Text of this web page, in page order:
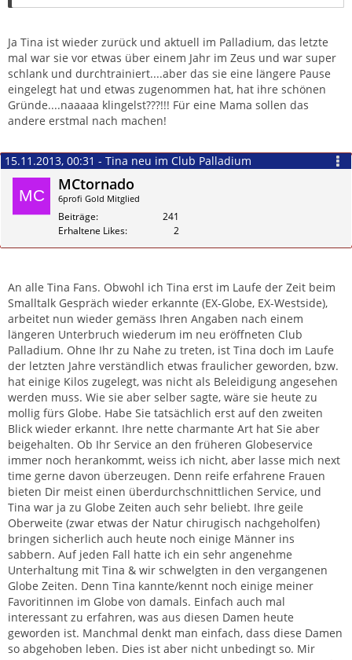
Ja Tina ist wieder zurück und aktuell im Palladium, das letzte
mal war sie vor etwas über einem Jahr im Zeus und war super
schlank und durchtrainiert....aber das sie eine längere Pause
eingelegt hat und etwas zugenommen hat, hat ihre schönen
Gründe....naaaaa klingelst???!!! Für eine Mama sollen das
andere erstmal nach machen!
15.11.2013, 00:31 - Tina neu im Club Palladium
MCtornado
6profi Gold Mitglied
Beiträge
241
Erhaltene Likes
2
An alle Tina Fans. Obwohl ich Tina erst im Laufe der Zeit beim
Smalltalk Gespräch wieder erkannte (EX-Globe, EX-Westside),
arbeitet nun wieder gemäss Ihren Angaben nach einem
längeren Unterbruch wiederum im neu eröffneten Club
Palladium. Ohne Ihr zu Nahe zu treten, ist Tina doch im Laufe
der letzten Jahre verständlich etwas fraulicher geworden, bzw.
hat einige Kilos zugelegt, was nicht als Beleidigung angesehen
werden muss. Wie sie aber selber sagte, wäre sie heute zu
mollig fürs Globe. Habe Sie tatsächlich erst auf den zweiten
Blick wieder erkannt. Ihre nette charmante Art hat Sie aber
beigehalten. Ob Ihr Service an den früheren Globeservice
immer noch herankommt, weiss ich nicht, aber lasse mich next
time gerne davon überzeugen. Denn reife erfahrene Frauen
bieten Dir meist einen überdurchschnittlichen Service, und
Tina war ja zu Globe Zeiten auch sehr beliebt. Ihre geile
Oberweite (zwar etwas der Natur chirugisch nachgeholfen)
bringen sicherlich auch heute noch einige Männer ins
sabbern. Auf jeden Fall hatte ich ein sehr angenehme
Unterhaltung mit Tina & wir schwelgten in den vergangenen
Globe Zeiten. Denn Tina kannte/kennt noch einige meiner
Favoritinnen im Globe von damals. Einfach auch mal
interessant zu erfahren, was aus diesen Damen heute
geworden ist. Manchmal denkt man einfach, dass diese Damen
so abgehoben leben. Dies ist aber nicht unbedingt so. Mir
Zitieren